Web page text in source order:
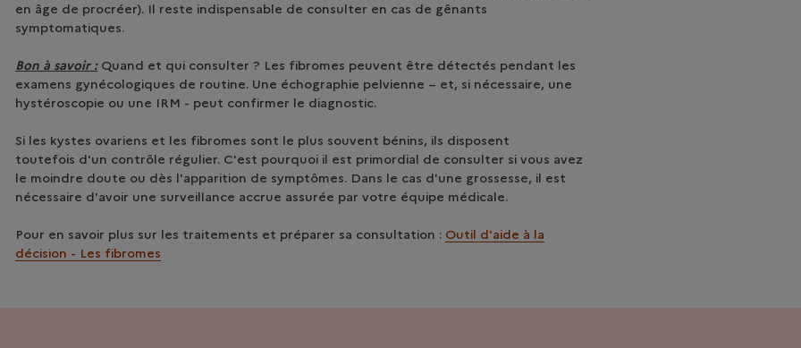
en âge de procréer). Il reste indispensable de consulter en cas de gênants
symptomatiques.
Bon à savoir : Quand et qui consulter ? Les fibromes peuvent être détectés pendant les
examens gynécologiques de routine. Une échographie pelvienne – et, si nécessaire, une
hystéroscopie ou une IRM - peut confirmer le diagnostic.
Si les kystes ovariens et les fibromes sont le plus souvent bénins, ils disposent
toutefois d'un contrôle régulier. C'est pourquoi il est primordial de consulter si vous avez
le moindre doute ou dès l'apparition de symptômes. Dans le cas d'une grossesse, il est
nécessaire d'avoir une surveillance accrue assurée par votre équipe médicale.
Pour en savoir plus sur les traitements et préparer sa consultation : Outil d'aide à la
décision - Les fibromes